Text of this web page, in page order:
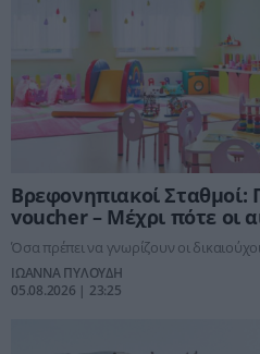
Βρεφονηπιακοί Σταθμοί:
voucher – Μέχρι πότε οι
Όσα πρέπει να γνωρίζουν οι
ΙΩΑΝΝΑ ΠΥΛΟΥΔΗ
05.08.2026 | 23:25